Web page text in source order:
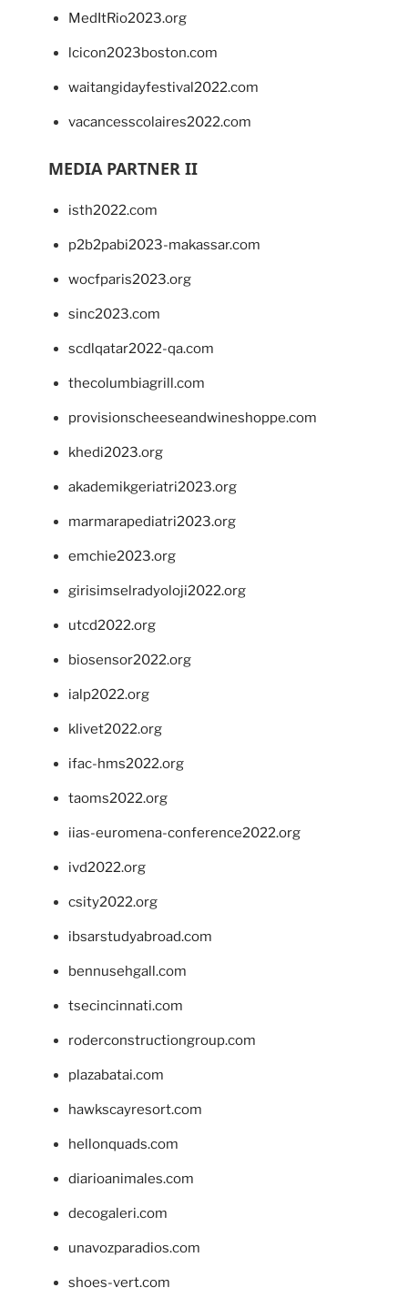
MedItRio2023.org
lcicon2023boston.com
waitangidayfestival2022.com
vacancesscolaires2022.com
MEDIA PARTNER II
isth2022.com
p2b2pabi2023-makassar.com
wocfparis2023.org
sinc2023.com
scdlqatar2022-qa.com
thecolumbiagrill.com
provisionscheeseandwineshoppe.com
khedi2023.org
akademikgeriatri2023.org
marmarapediatri2023.org
emchie2023.org
girisimselradyoloji2022.org
utcd2022.org
biosensor2022.org
ialp2022.org
klivet2022.org
ifac-hms2022.org
taoms2022.org
iias-euromena-conference2022.org
ivd2022.org
csity2022.org
ibsarstudyabroad.com
bennusehgall.com
tsecincinnati.com
roderconstructiongroup.com
plazabatai.com
hawkscayresort.com
hellonquads.com
diarioanimales.com
decogaleri.com
unavozparadios.com
shoes-vert.com